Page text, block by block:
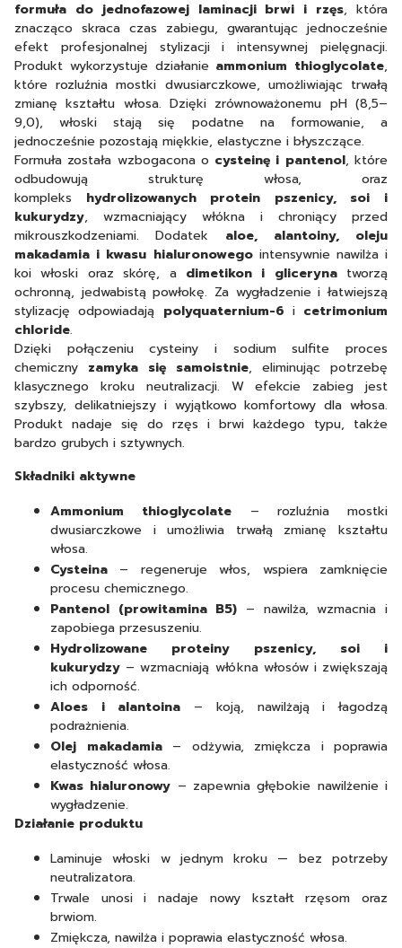
formuła do jednofazowej laminacji brwi i rzęs, która
znacząco skraca czas zabiegu, gwarantując jednocześnie
efekt profesjonalnej stylizacji i intensywnej pielęgnacji.
Produkt wykorzystuje działanie ammonium thioglycolate,
które rozluźnia mostki dwusiarczkowe, umożliwiając trwałą
zmianę kształtu włosa. Dzięki zrównoważonemu pH (8,5–
9,0), włoski stają się podatne na formowanie, a
jednocześnie pozostają miękkie, elastyczne i błyszczące.
Formuła została wzbogacona o cysteinę i pantenol, które
odbudowują strukturę włosa, oraz
kompleks hydrolizowanych protein pszenicy, soi i
kukurydzy, wzmacniający włókna i chroniący przed
mikrouszkodzeniami. Dodatek aloe, alantoiny, oleju
makadamia i kwasu hialuronowegointensywnie nawilża i
koi włoski oraz skórę, a dimetikon i glicerynatworzą
ochronną, jedwabistą powłokę. Za wygładzenie i łatwiejszą
stylizację odpowiadają polyquaternium-6 i cetrimonium
chloride.
Dzięki połączeniu cysteiny i sodium sulfite proces
chemiczny zamyka się samoistnie, eliminując potrzebę
klasycznego kroku neutralizacji. W efekcie zabieg jest
szybszy, delikatniejszy i wyjątkowo komfortowy dla włosa.
Produkt nadaje się do rzęs i brwi każdego typu, także
bardzo grubych i sztywnych.
Składniki aktywne
Ammonium thioglycolate – rozluźnia mostki
dwusiarczkowe i umożliwia trwałą zmianę kształtu
włosa.
Cysteina – regeneruje włos, wspiera zamknięcie
procesu chemicznego.
Pantenol (prowitamina B5) – nawilża, wzmacnia i
zapobiega przesuszeniu.
Hydrolizowane proteiny pszenicy, soi i
kukurydzy – wzmacniają włókna włosów i zwiększają
ich odporność.
Aloes i alantoina – koją, nawilżają i łagodzą
podrażnienia.
Olej makadamia– odżywia, zmiękcza i poprawia
elastyczność włosa.
Kwas hialuronowy – zapewnia głębokie nawilżenie i
wygładzenie.
Działanie produktu
Laminuje włoski w jednym kroku — bez potrzeby
neutralizatora.
Trwale unosi i nadaje nowy kształt rzęsom oraz
brwiom.
Zmiękcza, nawilża i poprawia elastyczność włosa.